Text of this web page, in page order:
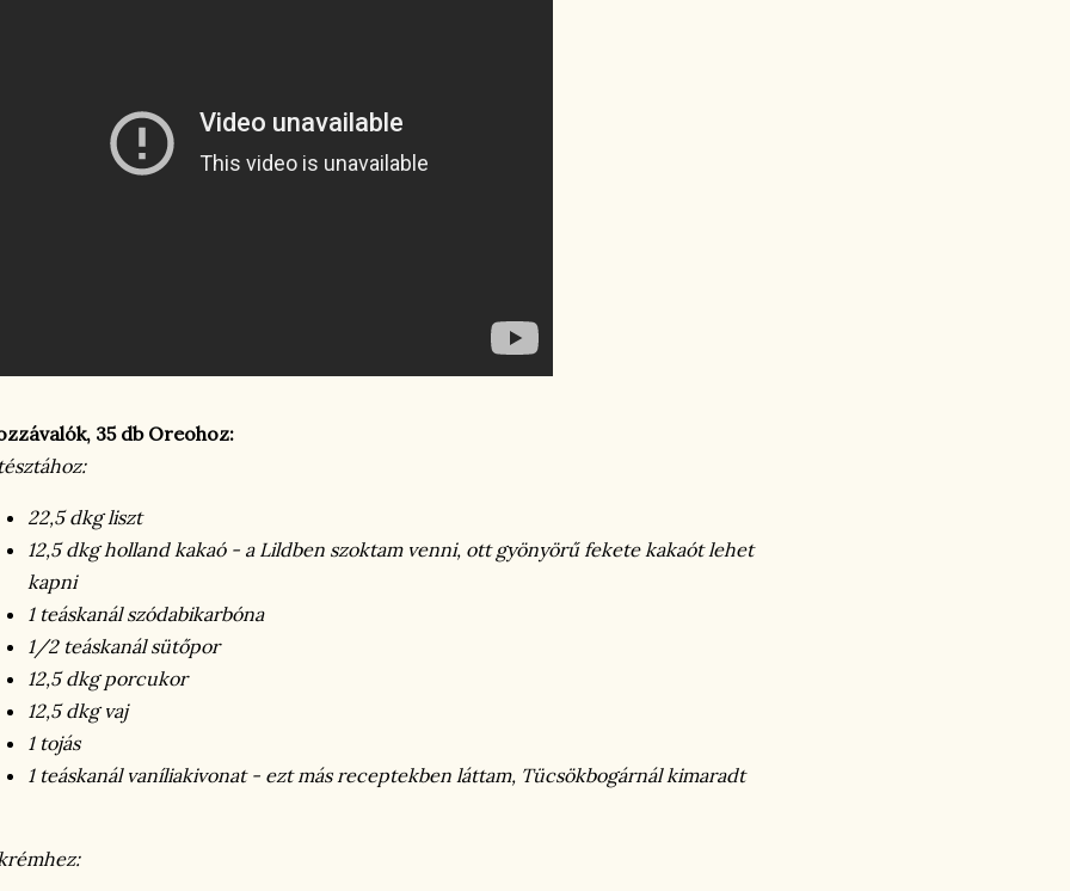
35 db Oreohoz:
22,5 dkg liszt
12,5 dkg holland kakaó - a Lildben szoktam venni, ott gyönyörű fekete kakaót lehet
kapni
1 teáskanál szódabikarbóna
1/2 teáskanál sütőpor
12,5 dkg porcukor
12,5 dkg vaj
1 tojás
1 teáskanál vaníliakivonat - ezt más receptekben láttam, Tücsökbogárnál kimaradt